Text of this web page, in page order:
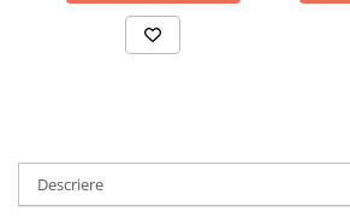
Descriere